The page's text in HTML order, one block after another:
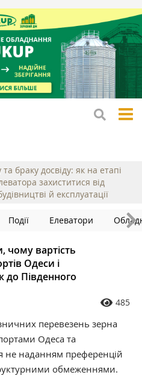
браку досвіду: як на етапі
захиститися від
й експлуатації
Події Елеватори
чому вартість
Одеси і
Південного
485
перевезень зерна
Одеса та
не наданням преференцій
обмеженнями.